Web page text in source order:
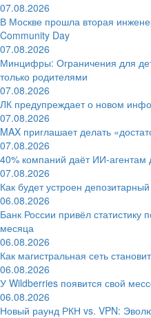
07.08.2026
В Москве прошла вторая
Community Day
07.08.2026
Минцифры: Ограничения для
только родителями
07.08.2026
ЛК предупреждает о новом
07.08.2026
MAX приглашает делать
07.08.2026
40% компаний даёт ИИ‑агентам
07.08.2026
Как будет устроен
06.08.2026
Банк России привёл статистику
месяца
06.08.2026
Как магистральная сеть
06.08.2026
У Wildberries появится свой
06.08.2026
Новый раунд РКН vs. VPN: